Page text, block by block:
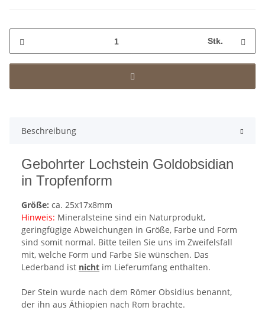
Stk.
Beschreibung
Gebohrter Lochstein Goldobsidian
in Tropfenform
Größe: ca. 25x17x8mm
Hinweis: Mineralsteine sind ein Naturprodukt,
geringfügige Abweichungen in Größe, Farbe und Form
sind somit normal. Bitte teilen Sie uns im Zweifelsfall
mit, welche Form und Farbe Sie wünschen. Das
Lederband ist nicht im Lieferumfang enthalten.
Der Stein wurde nach dem Römer Obsidius benannt,
der ihn aus Äthiopien nach Rom brachte.